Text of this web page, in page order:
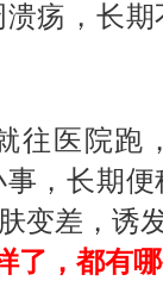
疡，长
医院跑
，长期
变差，诱
了，都有